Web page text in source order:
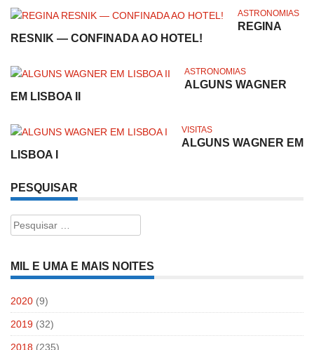
ASTRONOMIAS
REGINA
RESNIK — CONFINADA AO HOTEL!
ASTRONOMIAS
ALGUNS WAGNER
EM LISBOA II
VISITAS
ALGUNS WAGNER EM
LISBOA I
PESQUISAR
Pesquisar
por:
MIL E UMA E MAIS NOITES
2020 (9)
2019 (32)
2018 (235)